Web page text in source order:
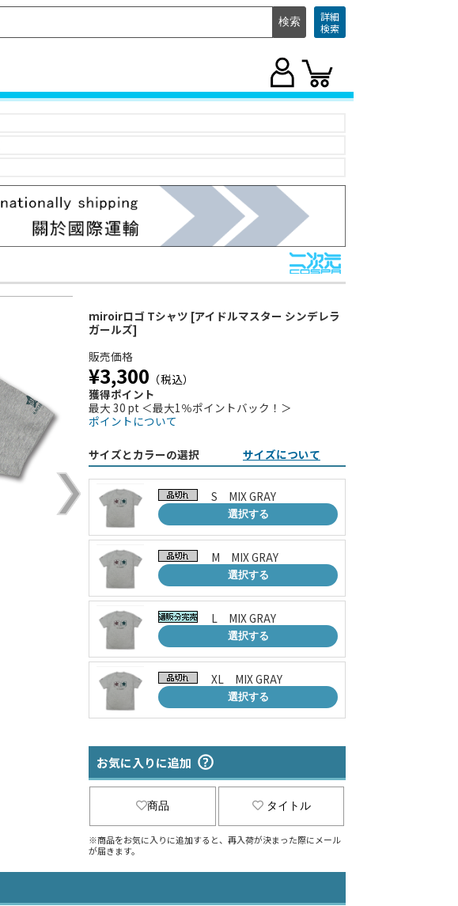
詳細
検索
miroirロゴ Tシャツ [アイドルマスター シンデレラ
ガールズ]
販売価格
¥3,300 （税込）
獲得ポイント
最大 30 pt ＜最大1％ポイントバック！＞
ポイントについて
サイズとカラーの選択 サイズについて
S MIX GRAY
選択する
M MIX GRAY
選択する
L MIX GRAY
選択する
XL MIX GRAY
選択する
お気に入りに追加
商品 タイトル
※商品をお気に入りに追加すると、再入荷が決まった際にメール
が届きます。